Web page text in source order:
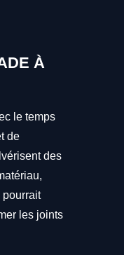
À
le temps
de
des
pourrait
les joints